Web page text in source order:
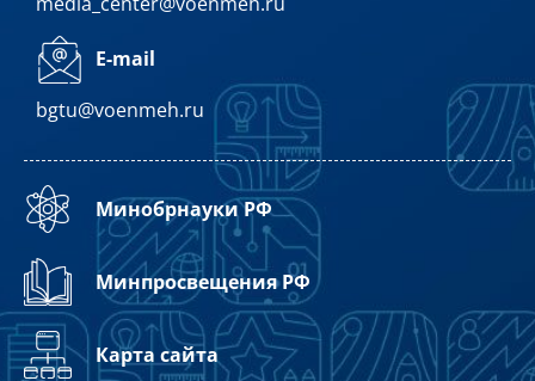
E-mail
bgtu@voenmeh.ru
Минобрнауки РФ
Минпросвещения РФ
Карта сайта